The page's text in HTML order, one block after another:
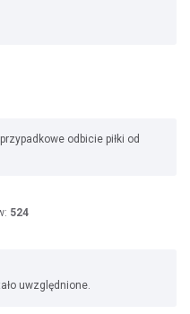
odbicie piłki od
524
uwzględnione.